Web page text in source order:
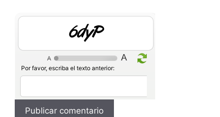
WA94
Por favor, escriba el texto anterior: